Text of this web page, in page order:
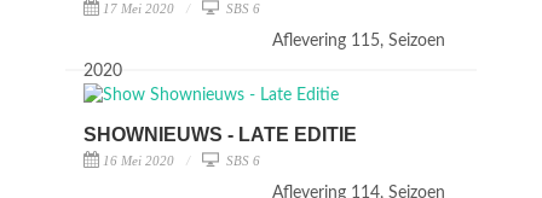
17 Mei 2020 SBS 6
Aflevering 115, Seizoen
2020
SHOWNIEUWS - LATE EDITIE
16 Mei 2020 SBS 6
Aflevering 114, Seizoen